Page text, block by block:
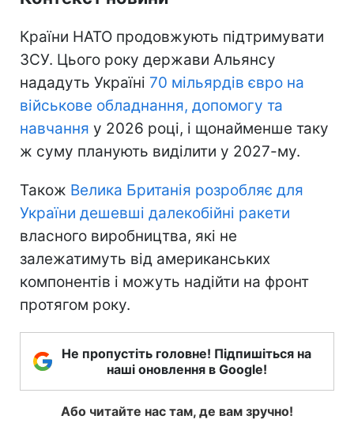
Країни НАТО продовжують підтримувати
ЗСУ. Цього року держави Альянсу
нададуть Україні 70 мільярдів євро на
військове обладнання, допомогу та
навчання у 2026 році, і щонайменше таку
ж суму планують виділити у 2027-му.
Також Велика Британія розробляє для
України дешевші далекобійні ракети
власного виробництва, які не
залежатимуть від американських
компонентів і можуть надійти на фронт
протягом року.
Не пропустіть головне! Підпишіться на
наші оновлення в Google!
Або читайте нас там, де вам зручно!